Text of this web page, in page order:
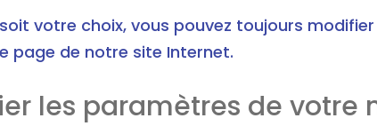
votre choix, vous pouvez toujours
page de notre site Internet.
les paramètres de votre